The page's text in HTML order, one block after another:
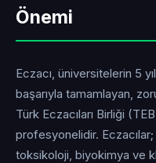
Önemi
Eczacı, üniversitelerin 5
başarıyla tamamlayan,
Türk Eczacıları Birliği
profesyonelidir.
toksikoloji, biyokimya ve